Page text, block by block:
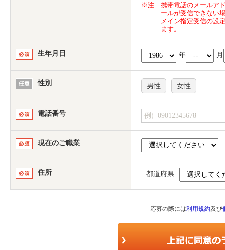
※注
携帯電話のメールア
ールが受信できない
メイン指定受信の設
ます。
生年月日 年 月
性別 男性 女性
電話番号
現在のご職業
住所 都道府県
応募の際には利用規約及び